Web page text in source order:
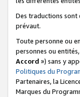
Des traductions sont
prévaut.
Toute personne ou
personnes ou entités,
Accord ») sans y
Politiques du
Partenaires, la
Marques du